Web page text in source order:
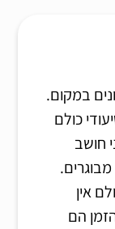
במקום.
כולם
חושב
אין
הם